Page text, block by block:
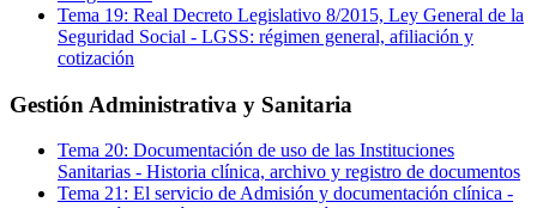
Tema 19: Real Decreto Legislativo 8/2015, Ley General de la
Seguridad Social - LGSS: régimen general, afiliación y
cotización
Gestión Administrativa y Sanitaria
Tema 20: Documentación de uso de las Instituciones
Sanitarias - Historia clínica, archivo y registro de documentos
Tema 21: El servicio de Admisión y documentación clínica -